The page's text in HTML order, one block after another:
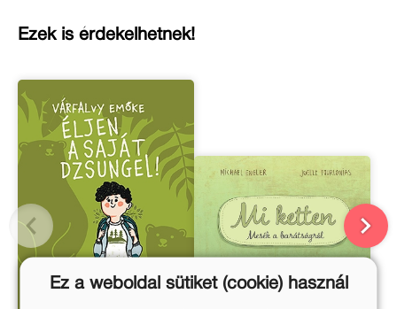
Ezek is érdekelhetnek!
Ez a weboldal sütiket (cookie) használ